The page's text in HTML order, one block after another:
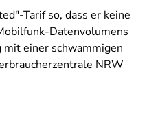
Tarif so, dass er keine
Datenvolumens
einer schwammigen
NRW